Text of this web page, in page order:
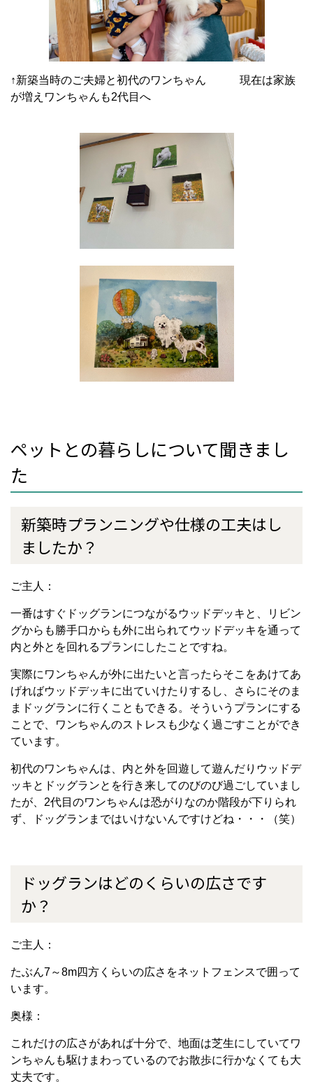
↑新築当時のご夫婦と初代のワンちゃん 現在は家族
が増えワンちゃんも2代目へ
ペットとの暮らしについて聞きまし
た
新築時プランニングや仕様の工夫はし
ましたか？
ご主人：
一番はすぐドッグランにつながるウッドデッキと、
リビン
グからも勝手口からも外に出られてウッドデッキを通って
内と外とを回れるプランにしたことですね。
実際にワンちゃんが外に出たいと言ったらそこをあけてあ
げればウッドデッキに出ていけたりするし、
さらにそのま
まドッグランに行くこともできる。そういうプランにする
ことで、ワンちゃんのストレスも少なく 過ごすことができ
ています。
初代のワンちゃんは、内と外を回遊して遊んだりウッドデ
ッキとドッグランとを行き来してのびのび過ごしていまし
たが、 2代目のワンちゃんは恐がりなのか階段が下りられ
ず、ドッグランまではいけないんですけどね・・・（笑）
ドッグランはどのくらいの広さです
か？
ご主人：
たぶん7～8m四方くらいの広さをネットフェンスで囲って
います。
奥様：
これだけの広さがあれば十分で、地面は芝生にしていてワ
ンちゃんも駆けまわっているのでお散歩に行かなくても大
丈夫です。